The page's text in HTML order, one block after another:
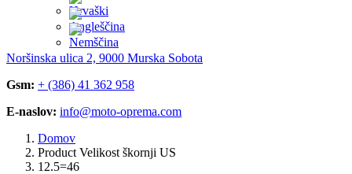
Noršinska ulica 2, 9000 Murska Sobota
Gsm: + (386) 41 362 958
E-naslov: info@moto-oprema.com
Domov
Product Velikost škornji US
12.5=46